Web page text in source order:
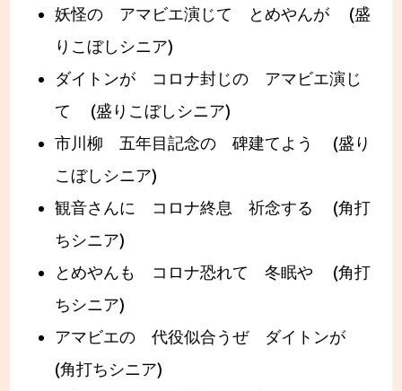
妖怪の アマビエ演じて とめやんが (盛
りこぼしシニア)
ダイトンが コロナ封じの アマビエ演じ
て (盛りこぼしシニア)
市川柳 五年目記念の 碑建てよう (盛り
こぼしシニア)
観音さんに コロナ終息 祈念する (角打
ちシニア)
とめやんも コロナ恐れて 冬眠や (角打
ちシニア)
アマビエの 代役似合うぜ ダイトンが
(角打ちシニア)